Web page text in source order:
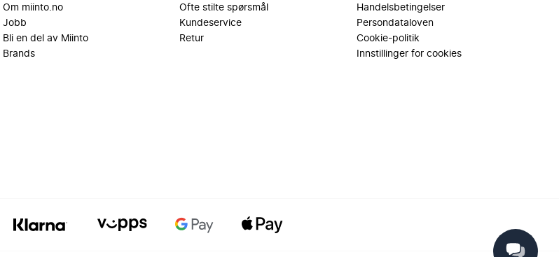
Om miinto.no
Jobb
Bli en del av Miinto
Brands
Ofte stilte spørsmål
Kundeservice
Retur
Handelsbetingelser
Persondataloven
Cookie-politik
Innstillinger for cookies